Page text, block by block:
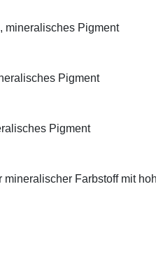
mineralisches Pigment
Pigment
Pigment
mineralischer Farbstoff mit